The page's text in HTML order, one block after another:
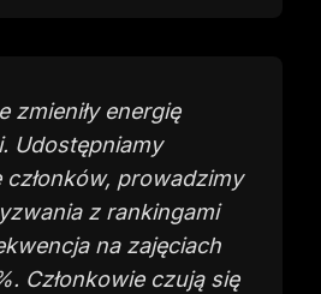
zmieniły energię
Udostępniamy
prowadzimy
z rankingami
na zajęciach
Członkowie czują się